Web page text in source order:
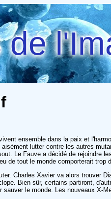
ensemble dans la paix et
lutter contre les autres
Le Fauve a décidé de rejoindre
tout le monde comporterait
Charles Xavier va alors trouver
Bien sûr, certains partiront,
le monde. Les nouveaux X-